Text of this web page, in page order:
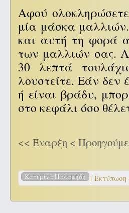
Αφού
μία μάσκα
και αυτή τη φορά
των μαλλιών σας.
30 λεπτά
λουστείτε. Εάν δεν
ή είναι βράδυ,
στο κεφάλι όσο
<< Έναρξη <
Κατερίνα Παλαμήδη | Εκτύπωση